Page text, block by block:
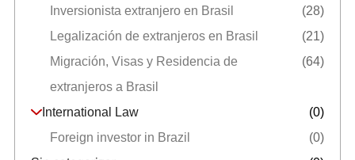
Inversionista extranjero en Brasil
(28)
Legalización de extranjeros en Brasil
(21)
Migración, Visas y Residencia de
extranjeros a Brasil
(64)
International Law
(0)
Foreign investor in Brazil
(0)